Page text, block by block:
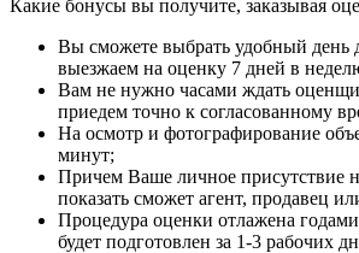
Какие бонусы вы получите, заказывая
Вы сможете выбрать удобный день
выезжаем на оценку 7 дней в
Вам не нужно часами ждать
приедем точно к согласованному
На осмотр и фотографирование
минут;
Причем Ваше личное присутствие
показать сможет агент, продавец
Процедура оценки отлажена
будет подготовлен за 1-3 рабочих